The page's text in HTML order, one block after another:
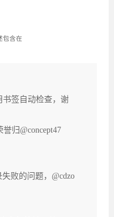
包含在
书签自动检查，谢
归@concept47
败的问题，@cdzo